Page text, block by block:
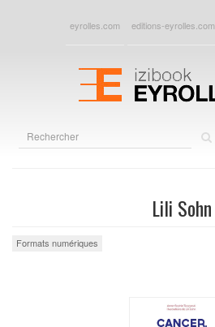
eyrolles.com editions-eyrolles.com
Lili Sohn
Formats numériques